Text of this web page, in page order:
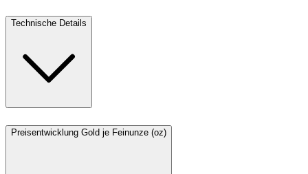
Technische Details
Preisentwicklung Gold je Feinunze (oz)